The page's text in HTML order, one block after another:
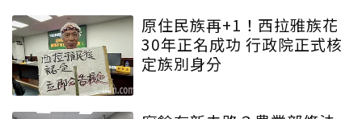
原住民族再+1！西拉雅族花
30年正名成功 行政院正式核
定族別身分